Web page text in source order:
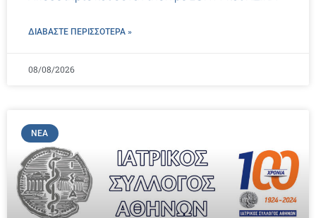
ΔΙΑΒΑΣΤΕ ΠΕΡΙΣΣΌΤΕΡΑ »
08/08/2026
ΝΈΑ